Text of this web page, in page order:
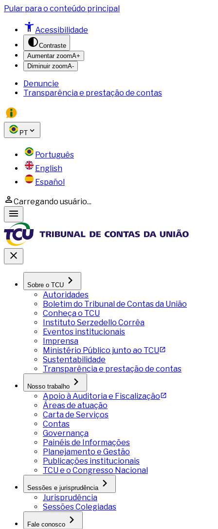
Pular para o conteúdo principal
Acessibilidade
Contraste
Aumentar zoomA+
Diminuir zoomA-
Denuncie
Transparência e prestação de contas
PT
Português
English
Español
Carregando usuário...
Sobre o TCU
Autoridades
Boletim do Tribunal de Contas da União
Conheça o TCU
Instituto Serzedello Corrêa
Eventos institucionais
Imprensa
Ministério Público junto ao TCU
Sustentabilidade
Transparência e prestação de contas
Nosso trabalho
Apoio à Auditoria e Fiscalização
Áreas de atuação
Carta de Serviços
Contas
Governança
Painéis de Informações
Planejamento e Gestão
Publicações institucionais
TCU e o Congresso Nacional
Sessões e jurisprudência
Jurisprudência
Sessões Colegiadas
Fale conosco